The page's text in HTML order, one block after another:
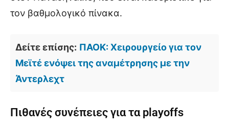
τον βαθμολογικό πίνακα.
Δείτε επίσης: ΠΑΟΚ: Χειρουργείο για τον
Μεϊτέ ενόψει της αναμέτρησης με την
Άντερλεχτ
Πιθανές συνέπειες για τα playoffs